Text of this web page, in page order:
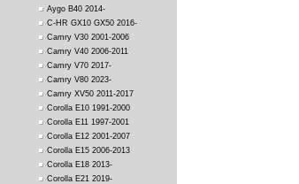
Aygo B40 2014-
C-HR GX10 GX50 2016-
Camry V30 2001-2006
Camry V40 2006-2011
Camry V70 2017-
Camry V80 2023-
Camry XV50 2011-2017
Corolla E10 1991-2000
Corolla E11 1997-2001
Corolla E12 2001-2007
Corolla E15 2006-2013
Corolla E18 2013-
Corolla E21 2019-